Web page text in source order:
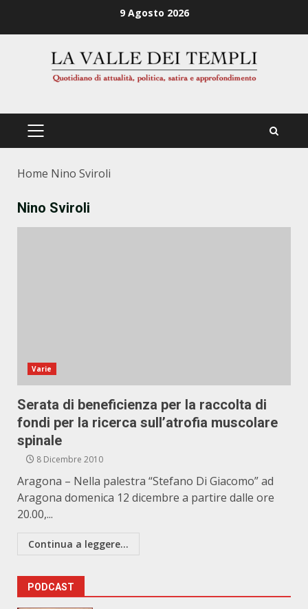
9 Agosto 2026
PRIMÄRES
Home Nino Sviroli
Nino Sviroli
Varie
Serata di beneficienza per la raccolta di
fondi per la ricerca sull’atrofia muscolare
spinale
8 Dicembre 2010
Aragona – Nella palestra “Stefano Di Giacomo” ad
Aragona domenica 12 dicembre a partire dalle ore
20.00,...
Continua a leggere...
PODCAST